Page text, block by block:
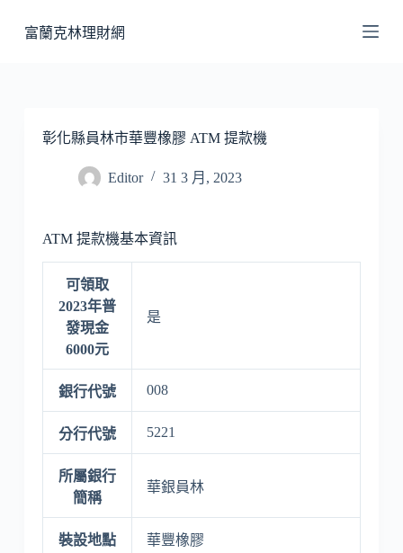
至
富蘭克林理財網
彰化縣員林市華豐橡膠 ATM 提款機
Editor 31 3 月, 2023
ATM 提款機基本資訊
可領取
2023年普
發現金
6000元
是
銀行代號 008
分行代號 5221
所屬銀行
簡稱
華銀員林
裝設地點 華豐橡膠